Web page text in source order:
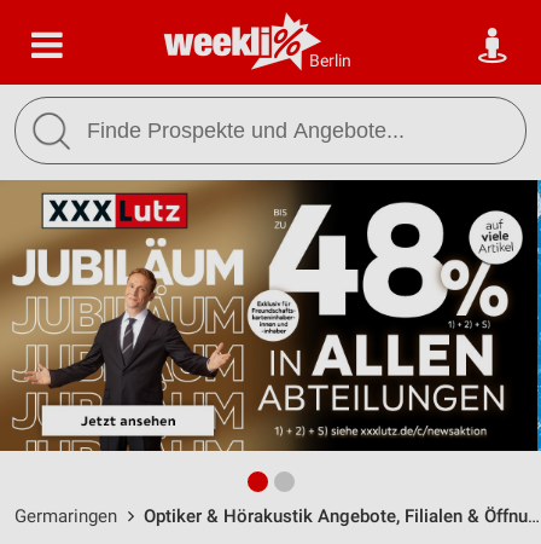
Berlin
Germaringen Optiker & Hörakustik Angebote, Filialen & Öffnungszeiten